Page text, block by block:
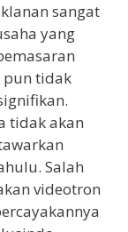
sangat
yang
pun tidak
tidak akan
Salah
videotron